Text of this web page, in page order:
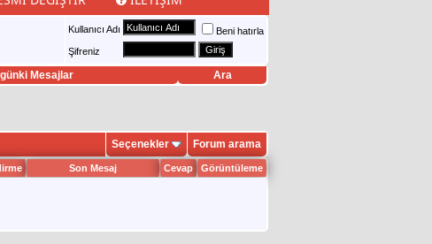
Kullanıcı Adı
Beni hatırla
Şifreniz
Mesajlar Ara
Seçenekler Forum arama
Son Mesaj Cevap Görüntüleme